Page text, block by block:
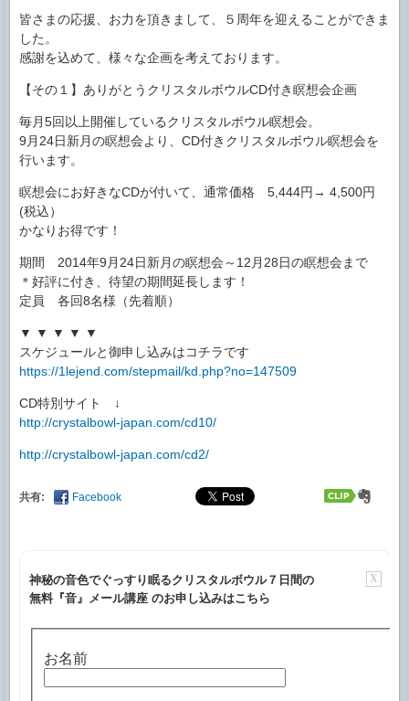
皆さまの応援、お力を頂きまして、５周年を迎えることができま
した。
感謝を込めて、様々な企画を考えております。
【その１】ありがとうクリスタルボウルCD付き瞑想会企画
毎月5回以上開催しているクリスタルボウル瞑想会。
9月24日新月の瞑想会より、CD付きクリスタルボウル瞑想会を
行います。
瞑想会にお好きなCDが付いて、通常価格 5,444円→ 4,500円
(税込）
かなりお得です！
期間 2014年9月24日新月の瞑想会～12月28日の瞑想会まで
＊好評に付き、待望の期間延長します！
定員 各回8名様（先着順）
▼ ▼ ▼ ▼ ▼
スケジュールと御申し込みはコチラです
https://1lejend.com/stepmail/kd.php?no=147509
CD特別サイト ↓
http://crystalbowl-japan.com/cd10/
http://crystalbowl-japan.com/cd2/
共有: Facebook
X
神秘の音色でぐっすり眠るクリスタルボウル７日間の
無料『音』メール講座 のお申し込みはこちら
お名前